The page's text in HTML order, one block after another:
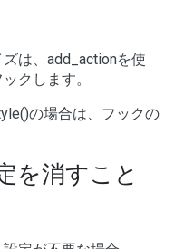
は、add_actionを使
クします。
の場合は、フックの
を消すこと